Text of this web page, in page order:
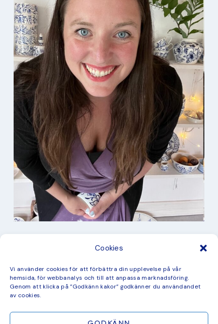
Cookies
Vi använder cookies för att förbättra din upplevelse på vår
hemsida, för webbanalys och till att anpassa marknadsföring.
Genom att klicka på ”Godkänn kakor” godkänner du användandet
av cookies.
Kurser
Måleri
mina favorit recept
Mönster